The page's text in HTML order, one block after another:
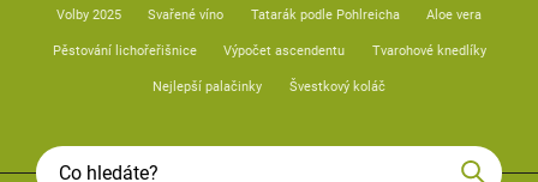
Volby 2025 Svařené víno Tatarák podle Pohlreicha Aloe vera
Pěstování lichořeřišnice Výpočet ascendentu Tvarohové knedlíky
Nejlepší palačinky Švestkový koláč